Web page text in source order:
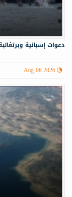
دعوات إسبانية
Aug 06 2026